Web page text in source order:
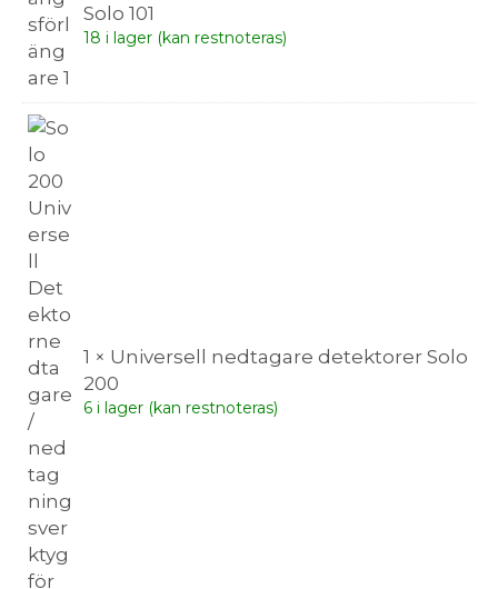
Solo 101
18 i lager (kan restnoteras)
1 × Universell nedtagare detektorer Solo
200
6 i lager (kan restnoteras)